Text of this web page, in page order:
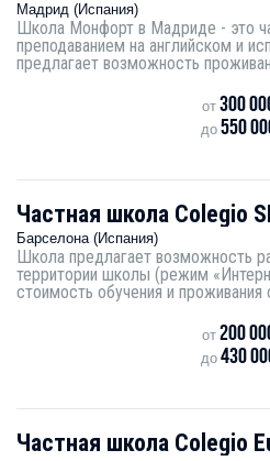
Мадрид (Испания)
Школа Монфорт в Мадриде - это
преподаванием на английском и
предлагает возможность
от300
до550
Частная школа Colegio
Барселона (Испания)
Школа предлагает возможность
территории школы (режим
стоимость обучения и проживания
от200
до430
Частная школа Colegio